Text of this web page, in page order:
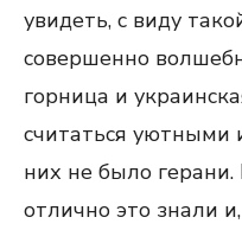
увидеть, с виду
совершенно
горница и
считаться
них не было
отлично это знали